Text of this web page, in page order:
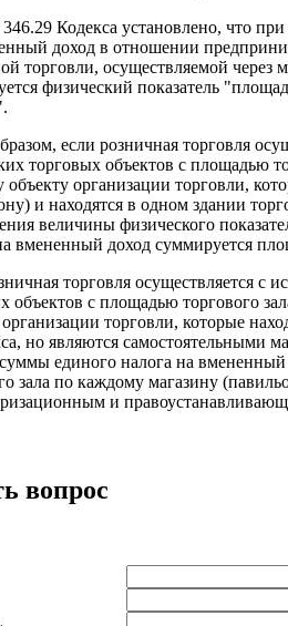
346.29 Кодекса установлено, что
доход в отношении
торговли, осуществляемой через
физический показатель
если розничная торговля
торговых объектов с площадью
организации торговли,
и находятся в одном здании
величины физического
вмененный доход суммируется
торговля осуществляется с
объектов с площадью торгового
торговли, которые
но являются самостоятельными
суммы единого налога на
зала по каждому магазину
и
вопрос